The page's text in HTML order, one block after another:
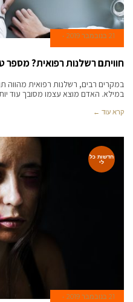
21 בנובמבר 2019
חוויתם רשלנות רפואית? מספר
במקרים רבים, רשלנות רפואית
במילא. האדם מוצא עצמו מסובך עוד
קרא עוד ←
חדשות כל
לי
21 בנובמבר 2019